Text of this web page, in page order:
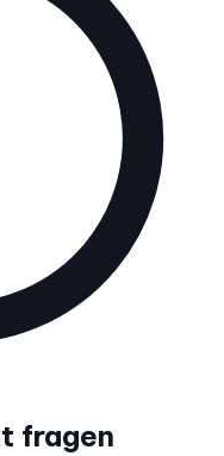
fragen